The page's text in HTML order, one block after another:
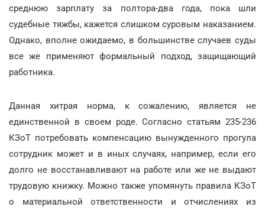
среднюю зарплату за полтора-два года, пока шли
судебные тяжбы, кажется слишком суровым наказанием.
Однако, вполне ожидаемо, в большинстве случаев суды
все же применяют формальный подход, защищающий
работника.
Данная хитрая норма, к сожалению, является не
единственной в своем роде. Согласно статьям 235-236
КЗоТ потребовать компенсацию вынужденного прогула
сотрудник может и в иных случаях, например, если его
долго не восстанавливают на работе или же не выдают
трудовую книжку. Можно также упомянуть правила КЗоТ
о материальной ответственности и отчислениях из